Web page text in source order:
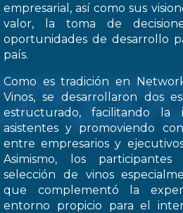
empresarial, así como sus
valor, la toma de
oportunidades de desarrollo
país.
Como es tradición en
Vinos, se desarrollaron dos
estructurado, facilitando la
asistentes y promoviendo
entre empresarios y
Asimismo, los
selección de vinos
que complementó la
entorno propicio para el